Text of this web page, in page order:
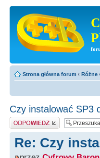
Strona główna forum ‹ Różne ‹
Czy instalować SP3
Odpowiedz
Re: Czy